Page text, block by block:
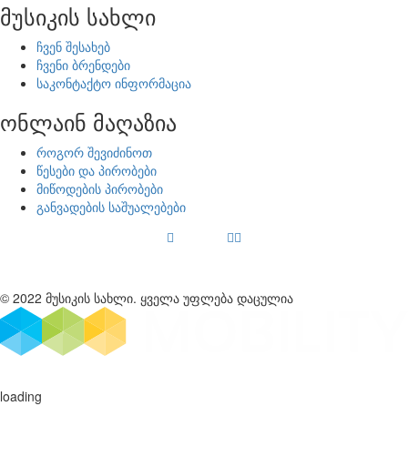
მუსიკის სახლი
ჩვენ შესახებ
ჩვენი ბრენდები
საკონტაქტო ინფორმაცია
ონლაინ მაღაზია
როგორ შევიძინოთ
წესები და პირობები
მიწოდების პირობები
განვადების საშუალებები
© 2022 მუსიკის სახლი. ყველა უფლება დაცულია
loading